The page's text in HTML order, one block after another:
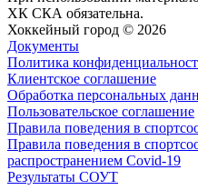
ХК СКА обязательна.
Хоккейный город © 2026
Документы
Политика
Клиентское соглашение
Обработка персональных
Пользовательское соглашение
Правила поведения в
Правила поведения в
распространением Covid-19
Результаты СОУТ